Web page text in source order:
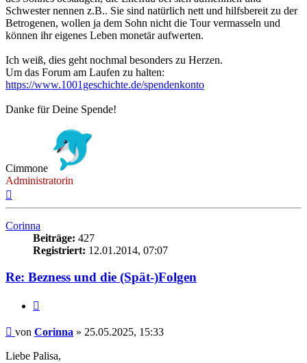
Schwester nennen z.B.. Sie sind natürlich nett und hilfsbereit zu der
Betrogenen, wollen ja dem Sohn nicht die Tour vermasseln und
können ihr eigenes Leben monetär aufwerten.
Ich weiß, dies geht nochmal besonders zu Herzen.
Um das Forum am Laufen zu halten:
https://www.1001geschichte.de/spendenkonto
Danke für Deine Spende!
Cimmone
Administratorin
Corinna
Beiträge: 427
Registriert: 12.01.2014, 07:07
Re: Bezness und die (Spät-)Folgen
Beitrag
von Corinna » 25.05.2025, 15:33
Liebe Palisa,